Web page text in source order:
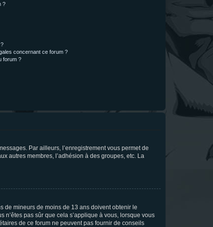
?
concernant ce forum ?
forum ?
Par ailleurs, l’enregistrement vous permet de
autres membres, l’adhésion à des groupes, etc. La
de mineurs de moins de 13 ans doivent obtenir le
n’êtes pas sûr que cela s’applique à vous, lorsque vous
de ce forum ne peuvent pas fournir de conseils